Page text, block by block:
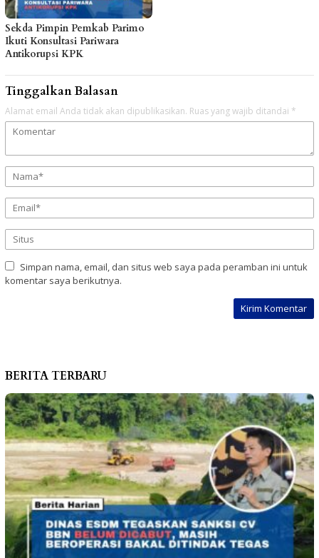
Sekda Pimpin Pemkab Parimo
Ikuti Konsultasi Pariwara
Antikorupsi KPK
Tinggalkan Balasan
Alamat email Anda tidak akan dipublikasikan. Ruas yang wajib ditandai *
Simpan nama, email, dan situs web saya pada peramban ini untuk
komentar saya berikutnya.
BERITA TERBARU